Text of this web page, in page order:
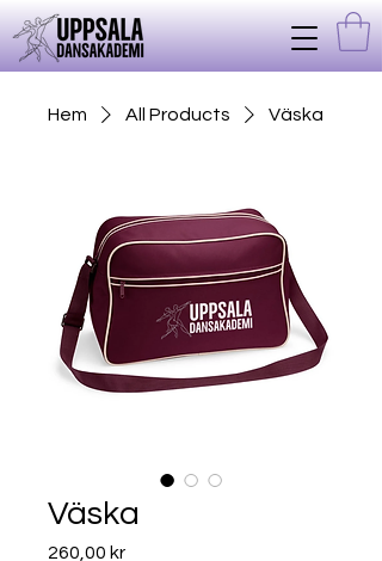
Hem All Products Väska
Väska
260,00 krPris